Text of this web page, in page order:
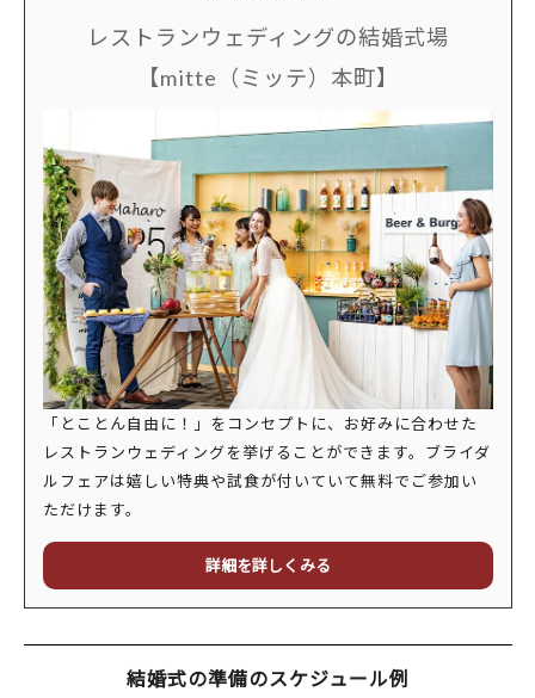
レストランウェディングの結婚式場
【mitte（ミッテ）本町】
「とことん自由に！」をコンセプトに、お好みに合わせた
レストランウェディングを挙げることができます。ブライダ
ルフェアは嬉しい特典や試食が付いていて無料でご参加い
ただけます。
詳細を詳しくみる
結婚式の準備のスケジュール例